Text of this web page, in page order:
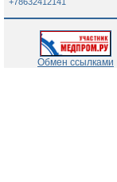
Обмен ссылками